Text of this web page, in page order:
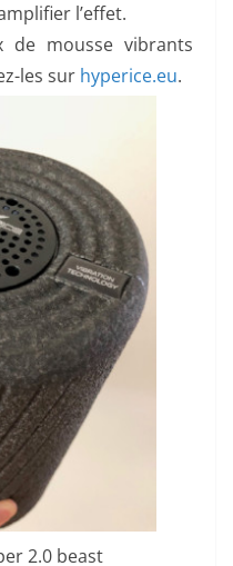
l’effet.
de mousse vibrants
les sur hyperice.eu.
2.0 beast